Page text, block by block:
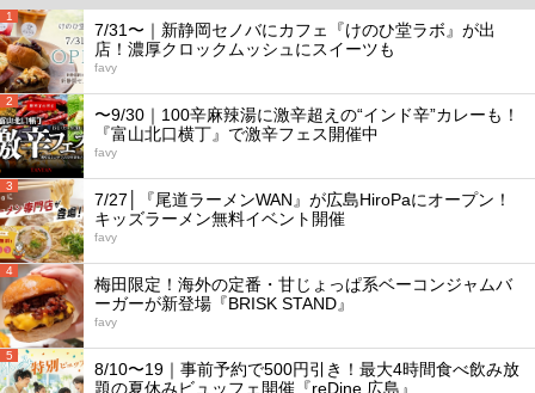
1
7/31〜｜新静岡セノバにカフェ『けのひ堂ラボ』が出
店！濃厚クロックムッシュにスイーツも
favy
2
〜9/30｜100辛麻辣湯に激辛超えの“インド辛”カレーも！
『富山北口横丁』で激辛フェス開催中
favy
3
7/27│『尾道ラーメンWAN』が広島HiroPaにオープン！
キッズラーメン無料イベント開催
favy
4
梅田限定！海外の定番・甘じょっぱ系ベーコンジャムバ
ーガーが新登場『BRISK STAND』
favy
5
8/10〜19｜事前予約で500円引き！最大4時間食べ飲み放
題の夏休みビュッフェ開催『reDine 広島』